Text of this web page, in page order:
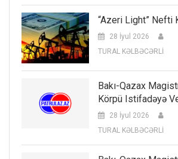
“Azeri Light” Nefti
28 İyul 2026
TURAL KƏLBƏCƏRLİ
Bakı-Qazax
Körpü Istifadəyə
28 İyul 2026
TURAL KƏLBƏCƏRLİ